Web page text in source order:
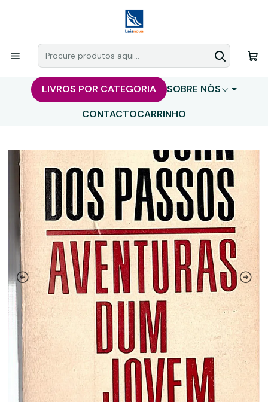
LIVROS POR CATEGORIA
SOBRE NÓS
CONTACTOCARRINHO